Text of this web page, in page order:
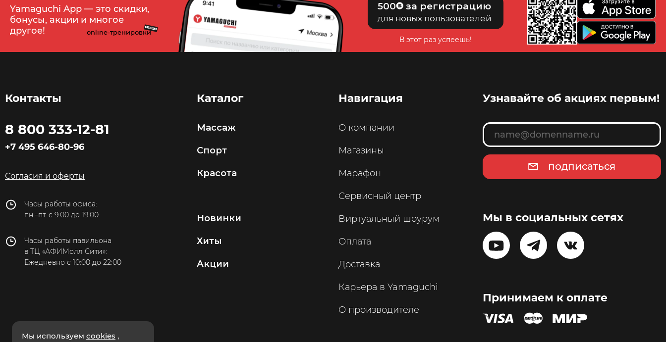
Мы используем cookies ,
Yamaguchi App — это скидки,
бонусы, акции и многое
другое!
online-тренировки
СПЕШИ
500 за регистрацию
для новых пользователей
В этот раз успеешь!
Контакты
8 800 333-12-81
+7 495 646-80-96
Согласия и оферты
Часы работы офиса:
пн.–пт. с 9:00 до 19:00
Часы работы павильона
в ТЦ «АФИМолл Сити»:
Ежедневно с 10:00 до 22:00
Каталог
Массаж
Спорт
Красота
Новинки
Хиты
Акции
Навигация
О компании
Магазины
Марафон
Сервисный центр
Виртуальный шоурум
Оплата
Доставка
Карьера в Yamaguchi
О производителе
Узнавайте об акциях первым!
подписаться
Мы в социальных сетях
Принимаем к оплате